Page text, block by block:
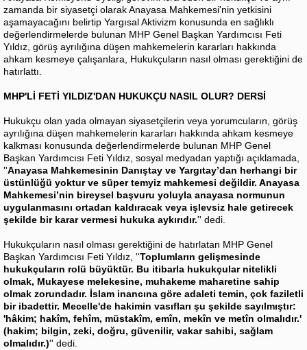
zamanda bir siyasetçi olarak Anayasa Mahkemesi'nin yetkisini
aşamayacağını belirtip Yargısal Aktivizm konusunda en sağlıklı
değerlendirmelerde bulunan MHP Genel Başkan Yardımcısı Feti
Yıldız, görüş ayrılığına düşen mahkemelerin kararları hakkında
ahkam kesmeye çalışanlara, Hukukçuların nasıl olması gerektiğini de
hatırlattı.
MHP'Lİ FETİ YILDIZ'DAN HUKUKÇU NASIL OLUR? DERSİ
Hukukçu olan yada olmayan siyasetçilerin veya yorumcuların, görüş
ayrılığına düşen mahkemelerin kararları hakkında ahkam kesmeye
kalkması konusunda değerlendirmelerde bulunan MHP Genel
Başkan Yardımcısı Feti Yıldız, sosyal medyadan yaptığı açıklamada,
''Anayasa Mahkemesinin Danıştay ve Yargıtay’dan herhangi bir
üstünlüğü yoktur ve süper temyiz mahkemesi değildir. Anayasa
Mahkemesi’nin bireysel başvuru yoluyla anayasa normunun
uygulanmasını ortadan kaldıracak veya işlevsiz hale getirecek
şekilde bir karar vermesi hukuka aykırıdır.'' dedi.
Hukukçuların nasıl olması gerektiğini de hatırlatan MHP Genel
Başkan Yardımcısı Feti Yıldız, ''Toplumların gelişmesinde
hukukçuların rolü büyüktür. Bu itibarla hukukçular nitelikli
olmak, Mukayese melekesine, muhakeme maharetine sahip
olmak zorundadır. İslam inancına göre adaleti temin, çok faziletli
bir ibadettir. Mecelle'de hakimin vasıfları şu şekilde sayılmıştır:
'hâkim; hakîm, fehîm, müstakîm, emîn, mekîn ve metîn olmalıdır.'
(hakim; bilgin, zeki, doğru, güvenilir, vakar sahibi, sağlam
olmalıdır.)'' dedi.